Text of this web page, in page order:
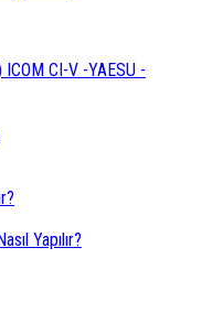
CI-V -YAESU -
Yapılır?